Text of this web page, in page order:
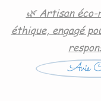
🌿 Artisan éco-
éthique, engagé
Avis